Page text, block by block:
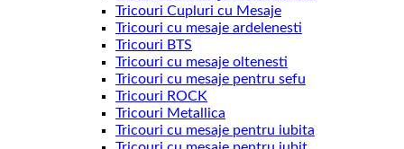
Tricouri Cupluri cu Mesaje
Tricouri cu mesaje ardelenesti
Tricouri BTS
Tricouri cu mesaje oltenesti
Tricouri cu mesaje pentru sefu
Tricouri ROCK
Tricouri Metallica
Tricouri cu mesaje pentru iubita